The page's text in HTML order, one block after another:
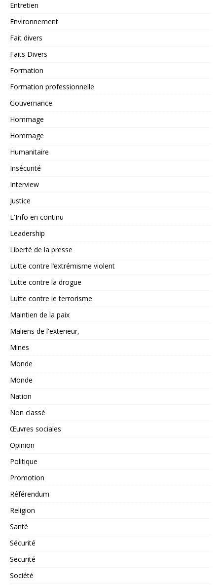
Entretien
Environnement
Fait divers
Faits Divers
Formation
Formation professionnelle
Gouvernance
Hommage
Hommage
Humanitaire
Insécurité
Interview
Justice
L'Info en continu
Leadership
Liberté de la presse
Lutte contre l’extrémisme violent
Lutte contre la drogue
Lutte contre le terrorisme
Maintien de la paix
Maliens de l'exterieur,
Mines
Monde
Monde
Nation
Non classé
Œuvres sociales
Opinion
Politique
Promotion
Référendum
Religion
Santé
Sécurité
Securité
Société